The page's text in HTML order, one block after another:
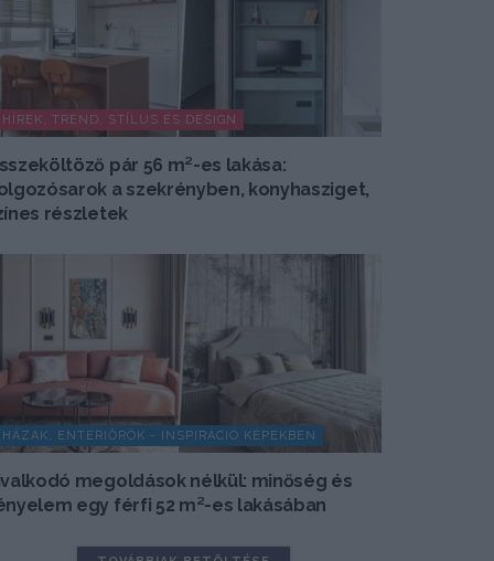
HÍREK, TREND, STÍLUS ÉS DESIGN
pár 56 m²-es lakása:
a szekrényben, konyhasziget,
részletek
HÁZAK, ENTERIŐRÖK - INSPIRÁCIÓ KÉPEKBEN
megoldások nélkül: minőség és
egy férfi 52 m²-es lakásában